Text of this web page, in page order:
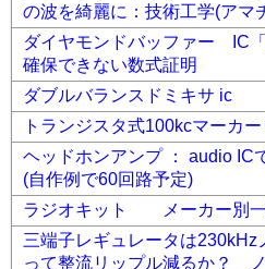
の波を綺麗に：技術工学(アマ
ダイヤモンドバッファー IC
確保できない数式証明
ダブルバランスドミキサ ic
トランジスタ式100kcマーカ
ヘッドホンアンプ ： audio
(自作例で60回路予定)
ラジオキット メーカー別
三端子レギュレータは230kHz
って整流リップル減るか？